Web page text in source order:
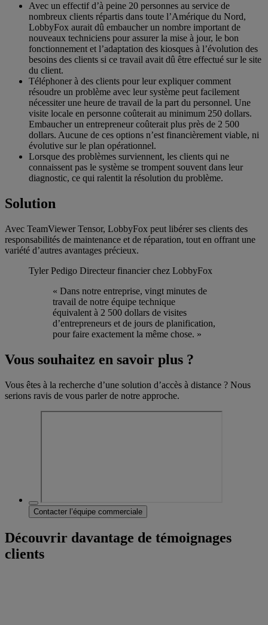
Avec un effectif d’à peine 20 personnes au service de
nombreux clients répartis dans toute l’Amérique du Nord,
LobbyFox aurait dû embaucher un nombre important de
nouveaux techniciens pour assurer la mise à jour, le bon
fonctionnement et l’adaptation des kiosques à l’évolution des
besoins des clients si ce travail avait dû être effectué sur le site
du client.
Téléphoner à des clients pour leur expliquer comment
résoudre un problème avec leur système peut facilement
nécessiter une heure de travail de la part du personnel. Une
visite locale en personne coûterait au minimum 250 dollars.
Embaucher un entrepreneur coûterait plus près de 2 500
dollars. Aucune de ces options n’est financièrement viable, ni
évolutive sur le plan opérationnel.
Lorsque des problèmes surviennent, les clients qui ne
connaissent pas le système se trompent souvent dans leur
diagnostic, ce qui ralentit la résolution du problème.
Solution
Avec TeamViewer Tensor, LobbyFox peut libérer ses clients des
responsabilités de maintenance et de réparation, tout en offrant une
variété d’autres avantages précieux.
Tyler Pedigo Directeur financier chez LobbyFox
« Dans notre entreprise, vingt minutes de
travail de notre équipe technique
équivalent à 2 500 dollars de visites
d’entrepreneurs et de jours de planification,
pour faire exactement la même chose. »
Vous souhaitez en savoir plus ?
Vous êtes à la recherche d’une solution d’accès à distance ? Nous
serions ravis de vous parler de notre approche.
Contacter l’équipe commerciale
Découvrir davantage de témoignages
clients